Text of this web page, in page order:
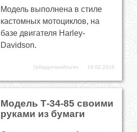
Модель выполнена в стиле
кастомных мотоциклов, на
базе двигателя Harley-
Davidson.
ГабидуллинИльгиз 19.02.2016
Модель Т-34-85 своими
руками из бумаги